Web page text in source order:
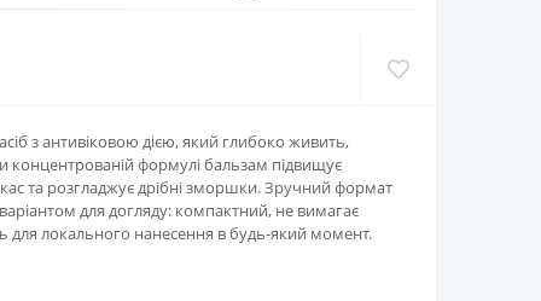
з антивіковою дією, який глибоко живить,
концентрованій формулі бальзам підвищує
та розгладжує дрібні зморшки. Зручний формат
для догляду: компактний, не вимагає
для локального нанесення в будь-який момент.